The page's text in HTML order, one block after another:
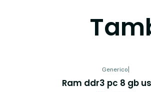
Generico
Ram ddr3 pc 8 gb